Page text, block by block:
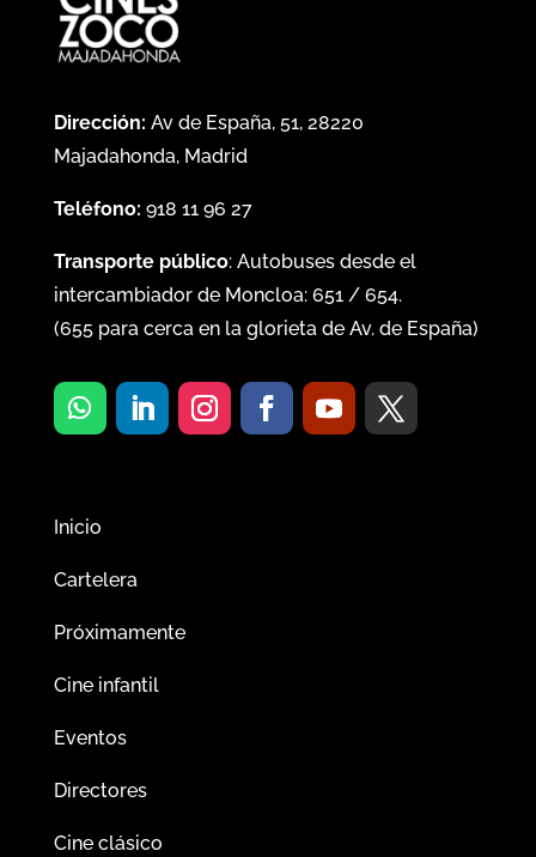
Dirección: Av de España, 51, 28220
Majadahonda, Madrid
Teléfono: 918 11 96 27
Transporte público: Autobuses desde el
intercambiador de Moncloa: 651/ 654.
(655para cerca en la glorieta de Av. de España)
Inicio
Cartelera
Próximamente
Cine infantil
Eventos
Directores
Cine clásico